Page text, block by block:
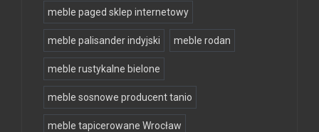
meble paged sklep internetowy
meble palisander indyjski meble rodan
meble rustykalne bielone
meble sosnowe producent tanio
meble tapicerowane Wrocław